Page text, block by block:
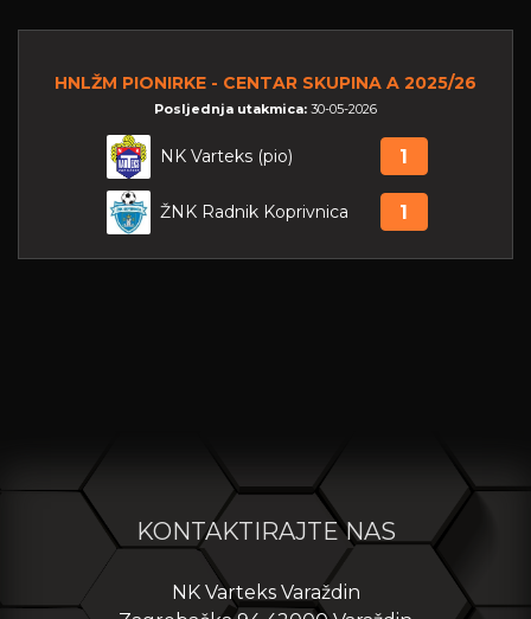
HNLŽM PIONIRKE - CENTAR SKUPINA A 2025/26
Posljednja utakmica: 30-05-2026
NK Varteks (pio) 1
ŽNK Radnik Koprivnica 1
KONTAKTIRAJTE NAS
NK Varteks Varaždin